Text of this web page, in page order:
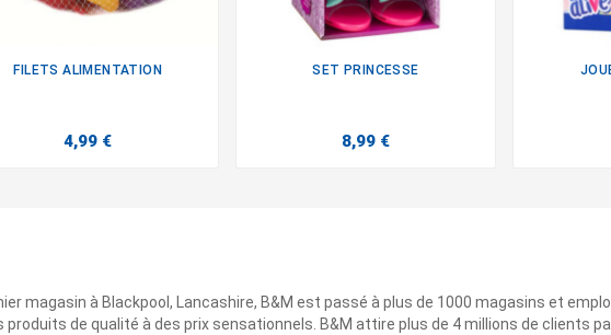
FILETS ALIMENTATION
4,99 €
SET PRINCESSE
8,99 €
magasin à Blackpool, Lancashire, B&M est passé à plus de 1000 magasins et
produits de qualité à des prix sensationnels. B&M attire plus de 4 millions de clients